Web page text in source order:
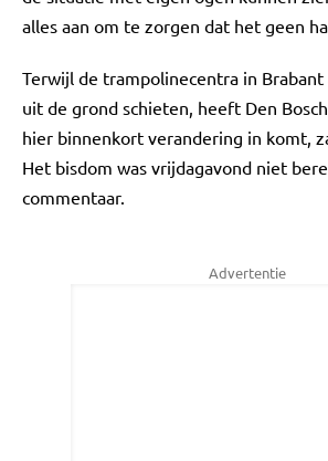
alles aan om te zorgen dat het geen
Terwijl de trampolinecentra in Brabant
uit de grond schieten, heeft Den
hier binnenkort verandering in komt,
Het bisdom was vrijdagavond niet
commentaar.
Advertentie